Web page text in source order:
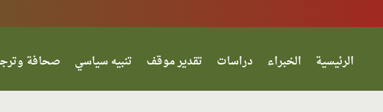
الرئيسية الخبراء دراسات تقدير موقف تنبيه سياسي صحافة